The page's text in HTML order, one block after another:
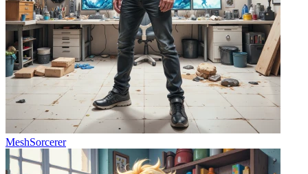
MeshSorcerer